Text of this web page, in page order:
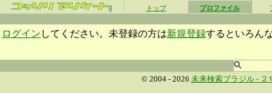
β トップ プロファイル
ログイン してください。未登録の方は新規登録するといろん
© 2004 - 2026 未来検索ブラジル - ２